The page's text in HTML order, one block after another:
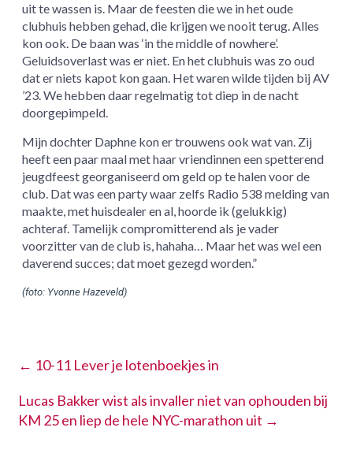
uit te wassen is. Maar de feesten die we in het oude
clubhuis hebben gehad, die krijgen we nooit terug. Alles
kon ook. De baan was ‘in the middle of nowhere’.
Geluidsoverlast was er niet. En het clubhuis was zo oud
dat er niets kapot kon gaan. Het waren wilde tijden bij AV
’23. We hebben daar regelmatig tot diep in de nacht
doorgepimpeld.
Mijn dochter Daphne kon er trouwens ook wat van. Zij
heeft een paar maal met haar vriendinnen een spetterend
jeugdfeest georganiseerd om geld op te halen voor de
club. Dat was een party waar zelfs Radio 538 melding van
maakte, met huisdealer en al, hoorde ik (gelukkig)
achteraf. Tamelijk compromitterend als je vader
voorzitter van de club is, hahaha… Maar het was wel een
daverend succes; dat moet gezegd worden.”
(foto: Yvonne Hazeveld)
← 10-11 Lever je lotenboekjes in
Lucas Bakker wist als invaller niet van ophouden bij
KM 25 en liep de hele NYC-marathon uit →